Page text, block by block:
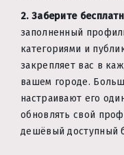
2. Заберите
заполненный
категориями и
закрепляет вас в
вашем городе.
настраивают его
обновлять свой
дешёвый доступный